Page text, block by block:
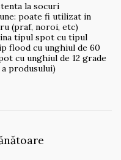
la socuri
poate fi utilizat in
(praf, noroi, etc)
tipul spot cu tipul
flood cu unghiul de 60
cu unghiul de 12 grade
produsului)